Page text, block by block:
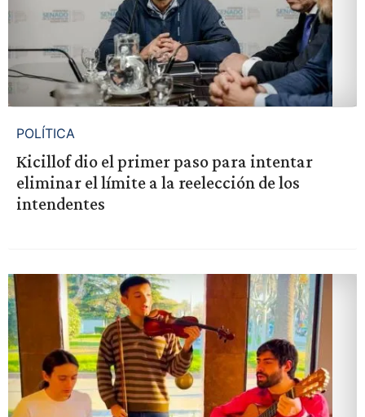
POLÍTICA
Kicillof dio el primer paso para intentar
eliminar el límite a la reelección de los
intendentes